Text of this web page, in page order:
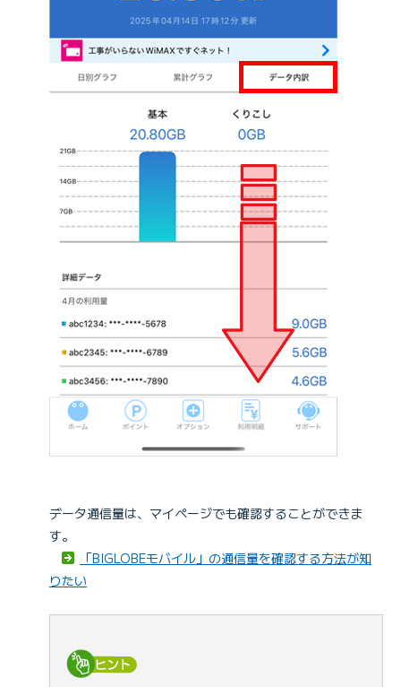
データ通信量は、マイページでも確認することができま
す。
「BIGLOBEモバイル」の通信量を確認する方法が知
りたい